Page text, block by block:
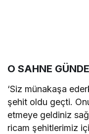
O SAHNE
‘Siz münakaşa
şehit oldu geçti.
etmeye geldiniz
ricam şehitlerimiz